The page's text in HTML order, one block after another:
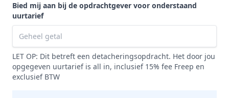
Bied mij aan bij de opdrachtgever voor onderstaand
uurtarief
LET OP: Dit betreft een detacheringsopdracht. Het door jou
opgegeven uurtarief is all in, inclusief 15% fee Freep en
exclusief BTW